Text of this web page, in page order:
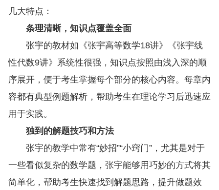
几大特点：
条理清晰，知识点覆盖全面
张宇的教材如《张宇高等数学18讲》《张宇线
性代数9讲》系统性很强，知识点按照由浅入深的顺
序展开，便于考生掌握每个部分的核心内容。每章内
容都有典型例题解析，帮助考生在理论学习后迅速应
用于实践。
独到的解题技巧和方法
张宇的教学中常有“妙招”“小窍门”，尤其是对于
一些看似复杂的数学题，张宇能够用巧妙的方式将其
简单化，帮助考生快速找到解题思路，提升做题效